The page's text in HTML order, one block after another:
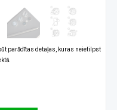
parādītas detaļas, kuras neietilpst